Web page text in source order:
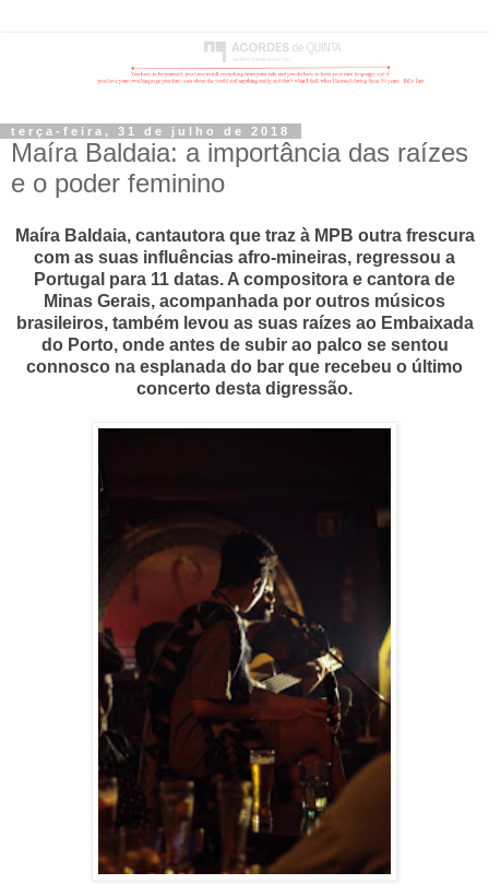
terça-feira, 31 de julho de 2018
Maíra Baldaia: a importância das raízes
e o poder feminino
Maíra Baldaia, cantautora que traz à MPB outra frescura
com as suas influências afro-mineiras, regressou a
Portugal para 11 datas. A compositora e cantora de
Minas Gerais, acompanhada por outros músicos
brasileiros, também levou as suas raízes ao Embaixada
do Porto, onde antes de subir ao palco se sentou
connosco na esplanada do bar que recebeu o último
concerto desta digressão.